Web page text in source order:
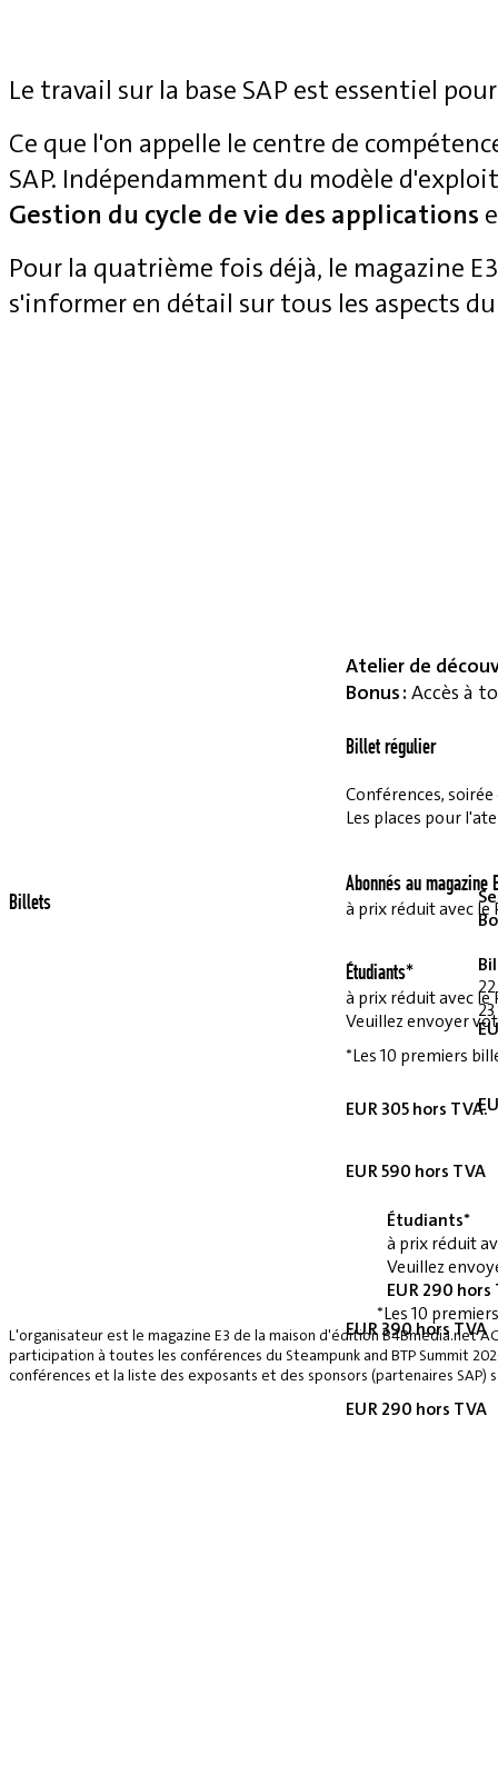
Le travail sur la base SAP est essentiel
Ce que l'on appelle le centre de
SAP. Indépendamment du modèle
Gestion du cycle de vie des applications
Pour la quatrième fois déjà, le magazine
s'informer en détail sur tous les aspects
Atelier de
Bonus : Accès à
Billet régulier
Conférences,
Les places pour
Abonnés au magazine
à prix réduit avec le
Étudiants*
à prix réduit avec le
Veuillez envoyer
*Les 10 premiers
EUR 305 hors TVA.
EUR 590 hors TVA
EUR 390 hors TVA
EUR 290 hors TVA
Billets
Étudiants*
à prix réduit
Veuillez
EUR 290 hors
*Les 10
L'organisateur est le magazine E3 de la maison d'édition B4Bmedia.net
participation à toutes les conférences du Steampunk and BTP Summit
conférences et la liste des exposants et des sponsors (partenaires